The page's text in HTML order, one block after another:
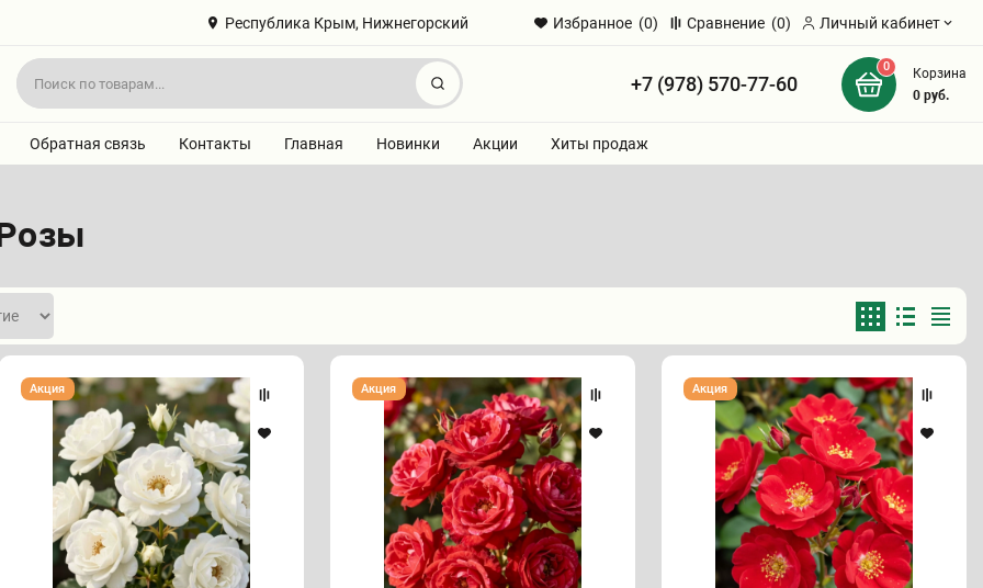
Республика Крым, Нижнегорский Избранное (0) Сравнение (0) Личный кабинет
Найти +7 (978) 570-77-60
0
Корзина
0руб.
Обратная связь Контакты Главная Новинки Акции Хиты продаж
Роза
"СНОУ
БАЛЕТ"
Акция
Роза
"РЕД
ФЕЙРИ"
Акция
Роза
"АЛЕКСАНДР
ГУМБОЛЬТ"
Акция